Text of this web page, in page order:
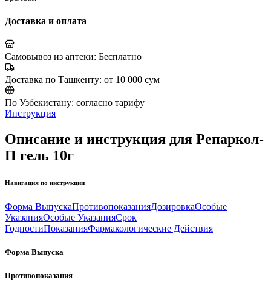
Доставка и оплата
Самовывоз из аптеки: Бесплатно
Доставка по Ташкенту: от 10 000 сум
По Узбекистану: согласно тарифу
Инструкция
Описание и инструкция для Репаркол-
П гель 10г
Навигация по инструкции
Форма ВыпускаПротивопоказанияДозировкаОсобые
УказанияОсобые УказанияСрок
ГодностиПоказанияФармакологические Действия
Форма Выпуска
Противопоказания